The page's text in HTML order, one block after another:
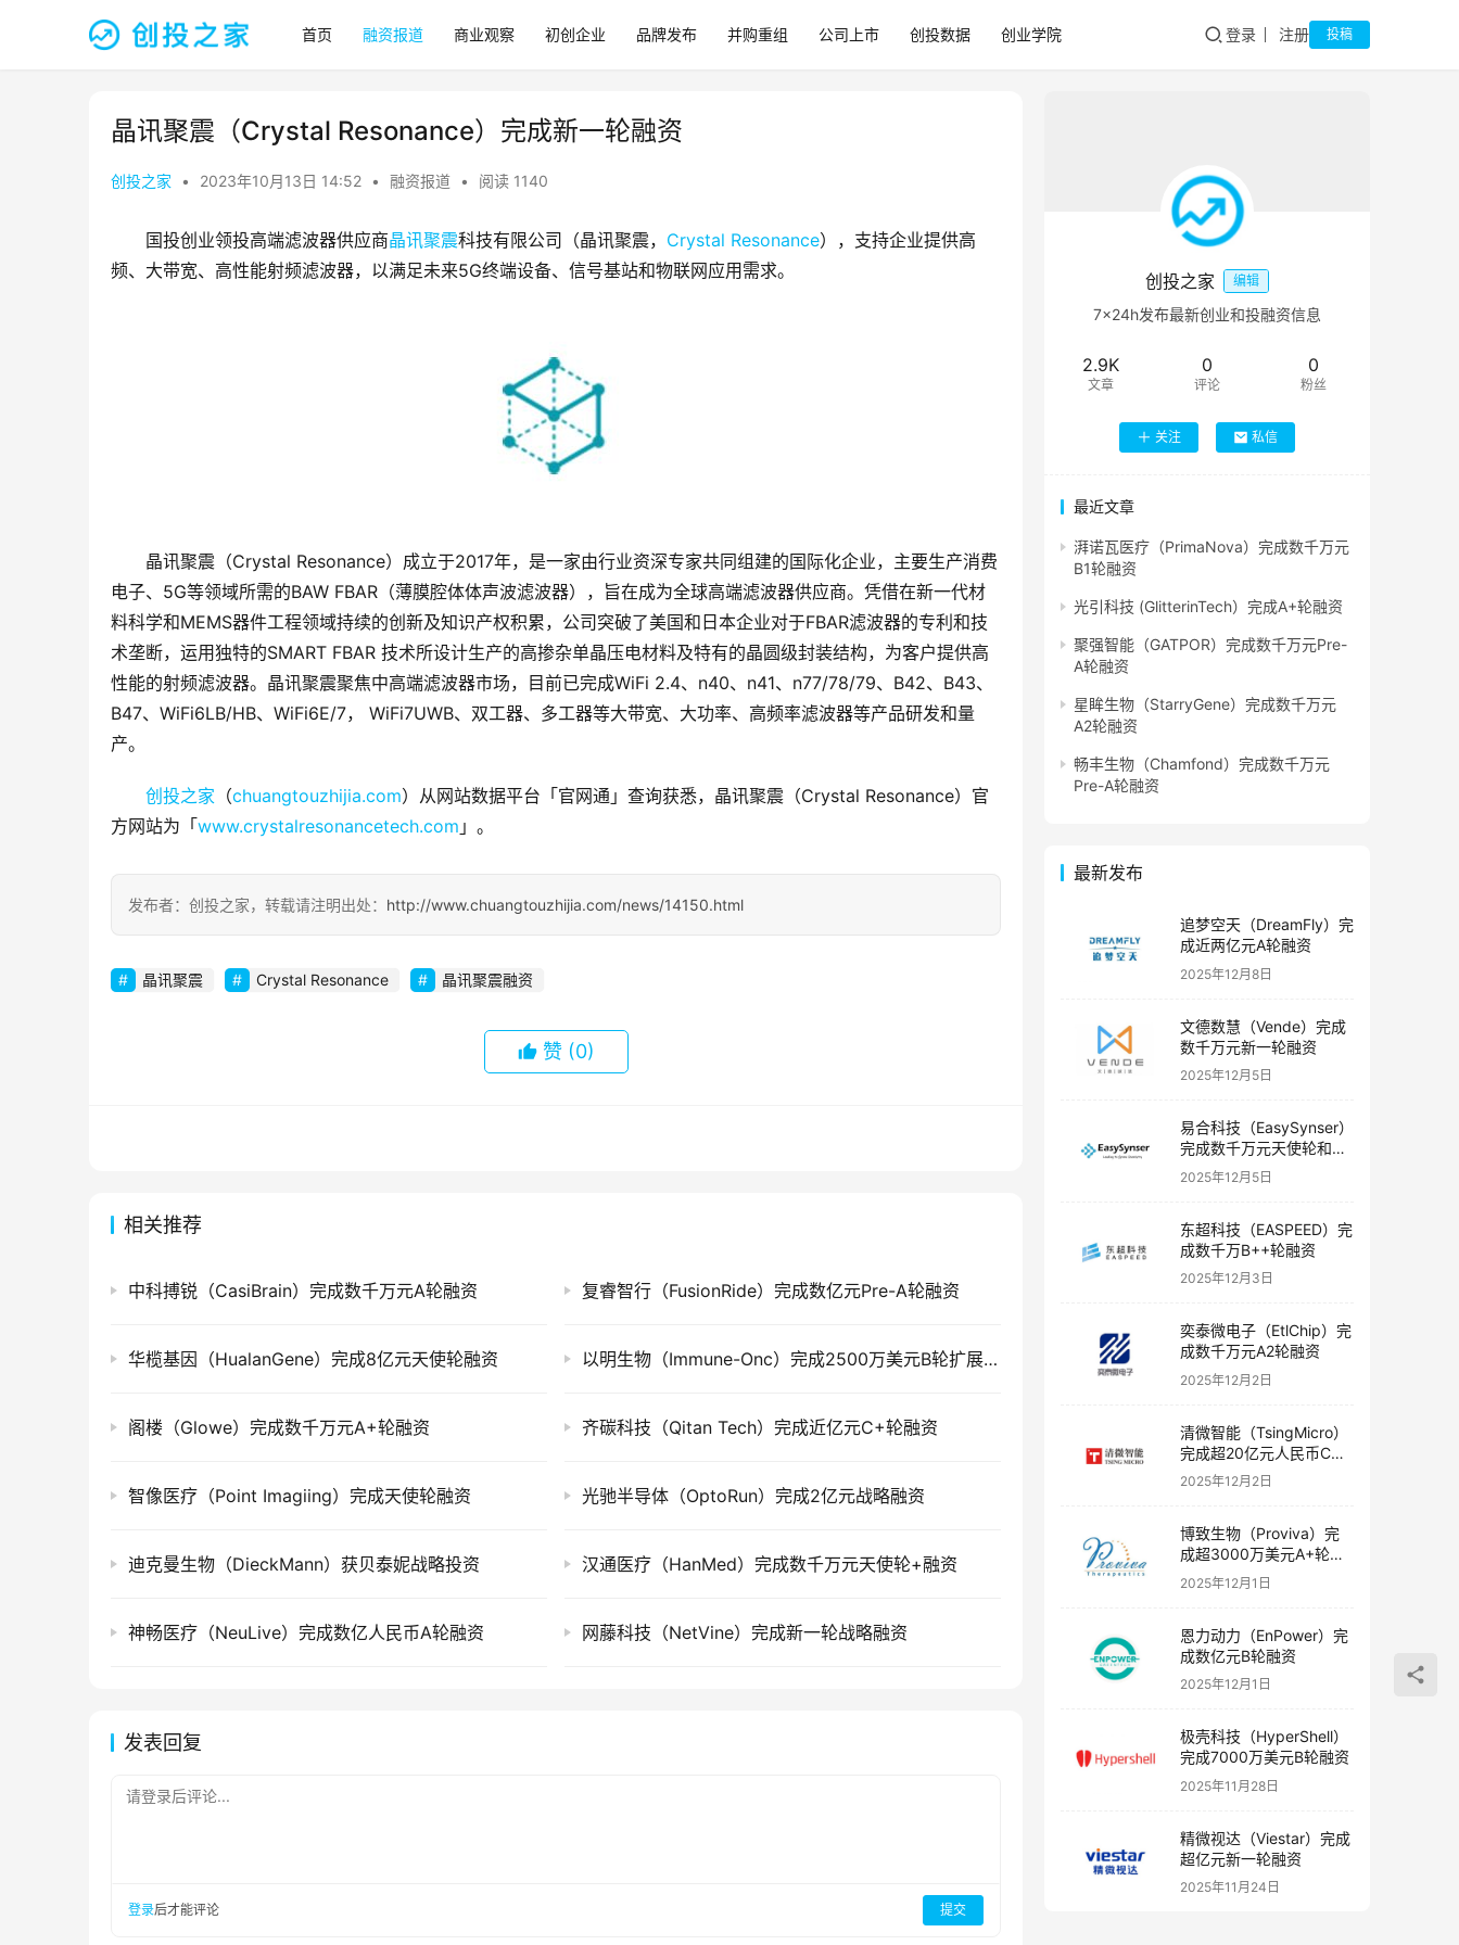
首页 融资报道 商业观察 初创企业 品牌发布 并购重组 公司上市 创投数据 创业学院 登录 注册 投稿
晶讯聚震（Crystal Resonance）完成新一轮融资
创投之家 • 2023年10月13日 14:52 • 融资报道 • 阅读 1140
国投创业领投高端滤波器供应商晶讯聚震科技有限公司（晶讯聚震， Crystal Resonance），支持企业提供高
频、大带宽、高性能射频滤波器，以满足未来5G终端设备、信号基站和物联网应用需求。
晶讯聚震（Crystal Resonance）成立于2017年，是一家由行业资深专家共同组建的国际化企业，主要生产消费
电子、5G等领域所需的BAW FBAR（薄膜腔体体声波滤波器），旨在成为全球高端滤波器供应商。凭借在新一代材
料科学和MEMS器件工程领域持续的创新及知识产权积累，公司突破了美国和日本企业对于FBAR滤波器的专利和技
术垄断，运用独特的SMART FBAR 技术所设计生产的高掺杂单晶压电材料及特有的晶圆级封装结构，为客户提供高
性能的射频滤波器。晶讯聚震聚焦中高端滤波器市场，目前已完成WiFi 2.4、n40、n41、n77/78/79、B42、B43、
B47、WiFi6LB/HB、WiFi6E/7， WiFi7UWB、双工器、多工器等大带宽、大功率、高频率滤波器等产品研发和量
产。
创投之家 （chuangtouzhijia.com）从网站数据平台「官网通」查询获悉，晶讯聚震（Crystal Resonance）官
方网站为「www.crystalresonancetech.com 」。
发布者：创投之家，转载请注明出处： http://www.chuangtouzhijia.com/news/14150.html
晶讯聚震 Crystal Resonance 晶讯聚震融资
赞 (0)
相关推荐
中科搏锐（CasiBrain）完成数千万元A轮融资 复睿智行（FusionRide）完成数亿元Pre-A轮融资
华榄基因（HualanGene）完成8亿元天使轮融资 以明生物（Immune-Onc）完成2500万美元B轮扩展融资
阁楼（Glowe）完成数千万元A+轮融资 齐碳科技（Qitan Tech）完成近亿元C+轮融资
智像医疗（Point Imagiing）完成天使轮融资 光驰半导体（OptoRun）完成2亿元战略融资
迪克曼生物（DieckMann）获贝泰妮战略投资 汉通医疗（HanMed）完成数千万元天使轮+融资
神畅医疗（NeuLive）完成数亿人民币A轮融资 网藤科技（NetVine）完成新一轮战略融资
发表回复
请登录后评论...
登录后才能评论 提交
创投之家 编辑
7×24h发布最新创业和投融资信息
2.9K
文章
0
评论
0
粉丝
关注 私信
最近文章
湃诺瓦医疗（PrimaNova）完成数千万元
B1轮融资
光引科技 (GlitterinTech）完成A+轮融资
聚强智能（GATPOR）完成数千万元Pre-
A轮融资
星眸生物（StarryGene）完成数千万元
A2轮融资
畅丰生物（Chamfond）完成数千万元
Pre-A轮融资
最新发布
追梦空天（DreamFly）完
成近两亿元A轮融资
2025年12月8日
文德数慧（Vende）完成
数千万元新一轮融资
2025年12月5日
易合科技（EasySynser）
完成数千万元天使轮和天
使+轮融资
2025年12月5日
东超科技（EASPEED）完
成数千万B++轮融资
2025年12月3日
奕泰微电子（EtlChip）完
成数千万元A2轮融资
2025年12月2日
清微智能（TsingMicro）
完成超20亿元人民币C轮
融资
2025年12月2日
博致生物（Proviva）完
成超3000万美元A+轮融
资
2025年12月1日
恩力动力（EnPower）完
成数亿元B轮融资
2025年12月1日
极壳科技（HyperShell）
完成7000万美元B轮融资
2025年11月28日
精微视达（Viestar）完成
超亿元新一轮融资
2025年11月24日